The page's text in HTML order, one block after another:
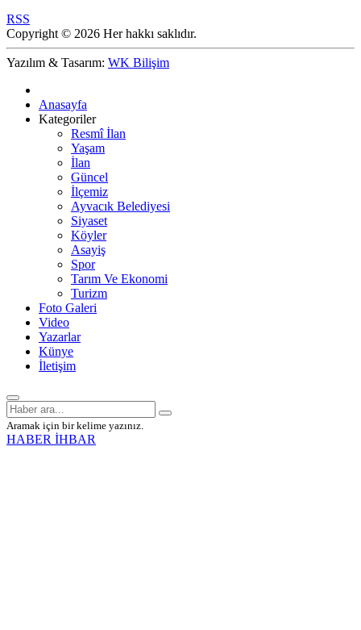
RSS
Copyright © 2026 Her hakkı saklıdır.
Yazılım & Tasarım: WK Bilişim
Anasayfa
Kategoriler
Resmî İlan
Yaşam
İlan
Güncel
İlçemiz
Ayvacık Belediyesi
Siyaset
Köyler
Asayiş
Spor
Tarım Ve Ekonomi
Turizm
Foto Galeri
Video
Yazarlar
Künye
İletişim
Aramak için bir kelime yazınız.
HABER İHBAR